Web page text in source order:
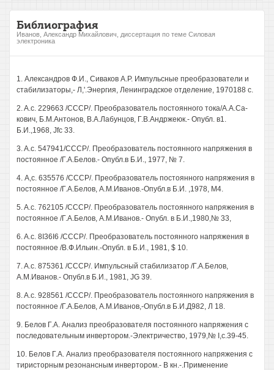
Библиография
Иванов, Александр Михайлович, диссертация по теме Силовая
электроника
1. Александров Ф.И., Сиваков А.Р. Импульсные преобразователи и
стабилизаторы,- Л,'.Энергия, Ленинградское отделение, 1970188 с.
2. A.c. 229663 /СССР/. Преобразователь постоянного тока/А.А.Са-
кович, Б.М.Антонов, В.А.Лабунцов, Г.В.Андржеюк.- Опубл. в1.
Б.И.,1968, Jfc 33.
3. A.c. 547941/СССР/. Преобразователь постоянного напряжения в
постоянное /Г.А.Белов.- Опубл.в Б.И., 1977, № 7.
4. А,с. 635576 /СССР/. Преобразователь постоянного напряжения в
постоянное /Г.А.Белов, А.М.Иванов.-Опубл.в Б.И. ,1978, М4.
5. A.c. 762105 /СССР/. Преобразователь постоянного напряжения в
постоянное /Г.А.Белов, А.М.Иванов.- Опубл. в Б.И.,1980,№ 33,
6. A.c. 8I36I6 /СССР/. Преобразователь постоянного напряжения в
постоянное /В.Ф.Ильин.-Опубл. в Б.И., 1981, $ 10.
7. A.c. 875361 /СССР/. Импульсный стабилизатор /Г.А.Белов,
А.М.Иванов.- Опубл.в Б.И., 1981, JG 39.
8. A.c. 928561 /СССР/. Преобразователь постоянного напряжения в
постоянное /Г.А.Белов, A.M.Иванов,-Опубл.в Б.И.Д982, Л 18.
9. Белов Г.А. Анализ преобразователя постоянного напряжения с
последовательным инвертором.-Электричество, 1979,№ I,с.39-45.
10. Белов Г.А. Анализ преобразователя постоянного напряжения с
тиристорным резонансным инвертором.- В кн.-.Применение